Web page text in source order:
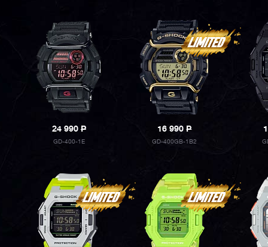
24 990P
GD-400-1E
16 990P
GD-400GB-1B2